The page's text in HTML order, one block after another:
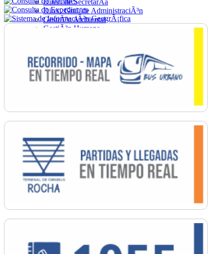
Direc. de SecretarÃ­a
Direc. Gral. de AdministraciÃ³n
GestiÃ³n Ambiental
GestiÃ³n Humana
Ordenamiento
PromociÃ³n Social
Salud
SecretarÃ­a General